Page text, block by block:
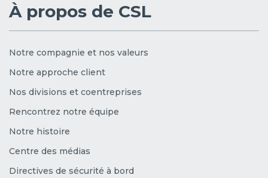
À propos de CSL
Notre compagnie et nos valeurs
Notre approche client
Nos divisions et coentreprises
Rencontrez notre équipe
Notre histoire
Centre des médias
Directives de sécurité à bord